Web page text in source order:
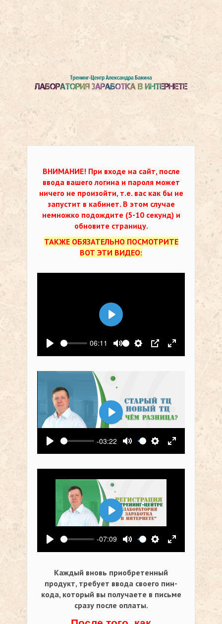
ВНИМАНИЕ! При входе на сайт, после
ввода вашего логина и пароля может
ничего не произойти, т.е. вас как бы не
запустит в кабинет. В этом случае
немножко подождите (5-10 секунд) и
обновите страницу.
ТАКЖЕ ОБЯЗАТЕЛЬНО ПОСМОТРИТЕ
ВОТ ЭТИ ВИДЕО:
Воспроизвести
06:11
Выключить звук
Настройки
PIP На весь
Воспроизвести
Воспроизвести
-03:22
Выключить звук
Настройки
На весь
Воспроизвести
Воспроизвести
-07:09
Выключить звук
Настройки
На весь
Воспроизвести
Каждый вновь приобретенный
продукт, требует ввода своего пин-
кода, который вы получаете в письме
сразу после оплаты.